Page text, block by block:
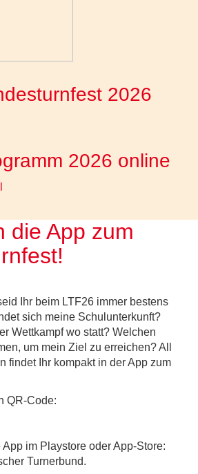
2026
2026 online
die App zum
Ihr beim LTF26 immer bestens
sich meine Schulunterkunft?
Wettkampf wo statt? Welchen
um mein Ziel zu erreichen? All
findet Ihr kompakt in der App zum
QR-Code:
im Playstore oder App-Store:
Turnerbund.